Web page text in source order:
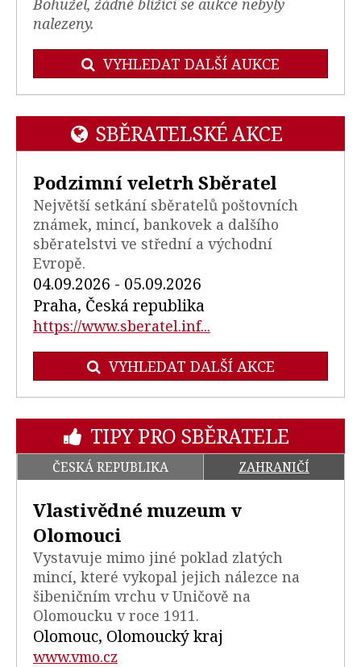
Bohužel, žádné blížící se aukce nebyly
nalezeny.
VYHLEDAT DALŠÍ AUKCE
SBĚRATELSKÉ AKCE
Podzimní veletrh Sběratel
Největší setkání sběratelů poštovních
známek, mincí, bankovek a dalšího
sběratelstvi ve střední a východní
Evropě.
04.09.2026 - 05.09.2026
Praha, Česká republika
https://www.sberatel.inf...
VYHLEDAT DALŠÍ AKCE
TIPY PRO SBĚRATELE
ČESKÁ REPUBLIKA ZAHRANIČÍ
Vlastivědné muzeum v
Olomouci
Vystavuje mimo jiné poklad zlatých
mincí, které vykopal jejich nálezce na
šibeničním vrchu v Uničově na
Olomoucku v roce 1911.
Olomouc, Olomoucký kraj
www.vmo.cz